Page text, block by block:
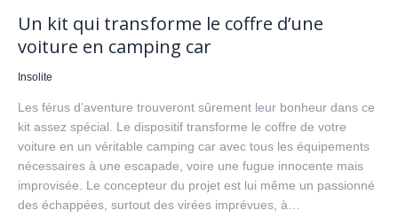
Un kit qui transforme le coffre d’une
voiture en camping car
Insolite
Les férus d’aventure trouveront sûrement leur bonheur dans ce
kit assez spécial. Le dispositif transforme le coffre de votre
voiture en un véritable camping car avec tous les équipements
nécessaires à une escapade, voire une fugue innocente mais
improvisée. Le concepteur du projet est lui même un passionné
des échappées, surtout des virées imprévues, à…